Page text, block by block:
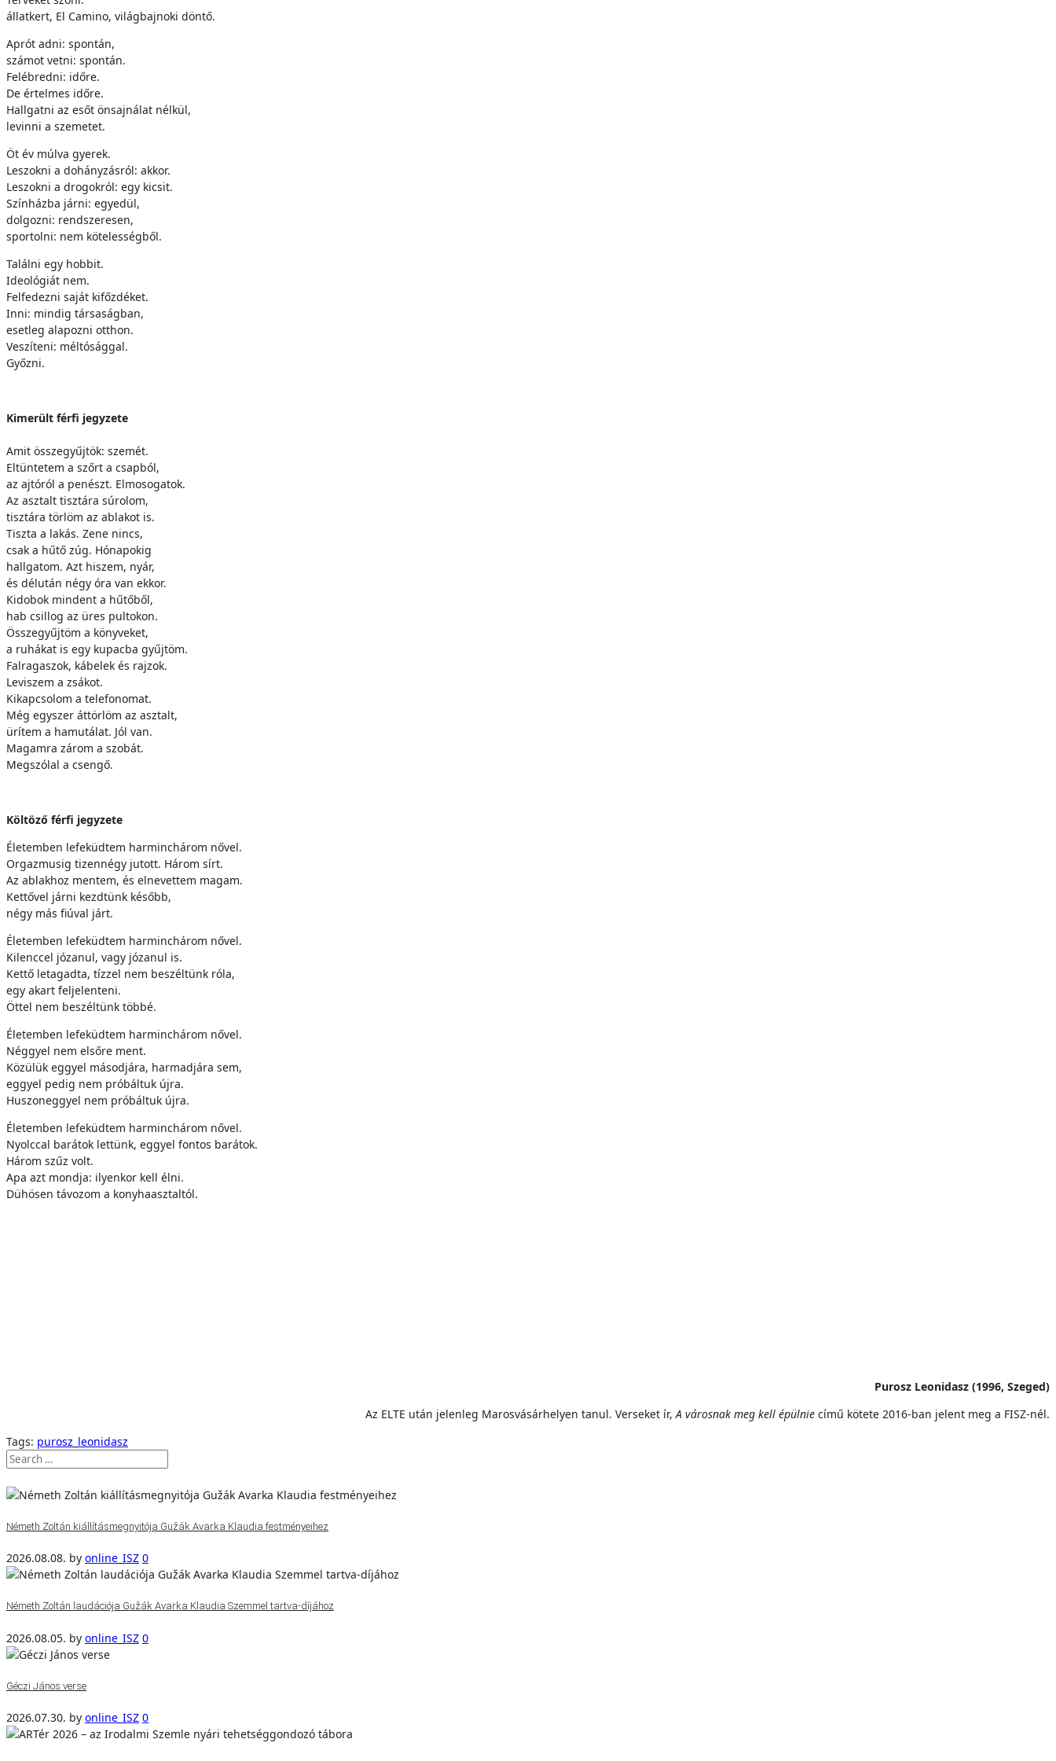
állatkert, El Camino, világbajnoki döntő.
Aprót adni: spontán,
számot vetni: spontán.
Felébredni: időre.
De értelmes időre.
Hallgatni az esőt önsajnálat nélkül,
levinni a szemetet.
Öt év múlva gyerek.
Leszokni a dohányzásról: akkor.
Leszokni a drogokról: egy kicsit.
Színházba járni: egyedül,
dolgozni: rendszeresen,
sportolni: nem kötelességből.
Találni egy hobbit.
Ideológiát nem.
Felfedezni saját kifőzdéket.
Inni: mindig társaságban,
esetleg alapozni otthon.
Veszíteni: méltósággal.
Győzni.
Kimerült férfi jegyzete
Amit összegyűjtök: szemét.
Eltüntetem a szőrt a csapból,
az ajtóról a penészt. Elmosogatok.
Az asztalt tisztára súrolom,
tisztára törlöm az ablakot is.
Tiszta a lakás. Zene nincs,
csak a hűtő zúg. Hónapokig
hallgatom. Azt hiszem, nyár,
és délután négy óra van ekkor.
Kidobok mindent a hűtőből,
hab csillog az üres pultokon.
Összegyűjtöm a könyveket,
a ruhákat is egy kupacba gyűjtöm.
Falragaszok, kábelek és rajzok.
Leviszem a zsákot.
Kikapcsolom a telefonomat.
Még egyszer áttörlöm az asztalt,
ürítem a hamutálat. Jól van.
Magamra zárom a szobát.
Megszólal a csengő.
Költöző férfi jegyzete
Életemben lefeküdtem harminchárom nővel.
Orgazmusig tizennégy jutott. Három sírt.
Az ablakhoz mentem, és elnevettem magam.
Kettővel járni kezdtünk később,
négy más fiúval járt.
Életemben lefeküdtem harminchárom nővel.
Kilenccel józanul, vagy józanul is.
Kettő letagadta, tízzel nem beszéltünk róla,
egy akart feljelenteni.
Öttel nem beszéltünk többé.
Életemben lefeküdtem harminchárom nővel.
Néggyel nem elsőre ment.
Közülük eggyel másodjára, harmadjára sem,
eggyel pedig nem próbáltuk újra.
Huszoneggyel nem próbáltuk újra.
Életemben lefeküdtem harminchárom nővel.
Nyolccal barátok lettünk, eggyel fontos barátok.
Három szűz volt.
Apa azt mondja: ilyenkor kell élni.
Dühösen távozom a konyhaasztaltól.
Purosz Leonidasz (1996, Szeged)
Az ELTE után jelenleg Marosvásárhelyen tanul. Verseket ír,A városnak meg kell épülnie című kötete 2016-ban jelent meg a FISZ-nél.
Tags: purosz_leonidasz
Németh Zoltán kiállításmegnyitója Gužák Avarka Klaudia festményeihez
2026.08.08. by online_ISZ 0
Németh Zoltán laudációja Gužák Avarka Klaudia Szemmel tartva-díjához
2026.08.05. by online_ISZ 0
Géczi János verse
2026.07.30. by online_ISZ 0